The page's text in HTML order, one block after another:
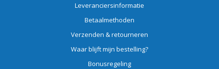
Leveranciersinformatie
Betaalmethoden
Verzenden & retourneren
Waar blijft mijn bestelling?
Bonusregeling